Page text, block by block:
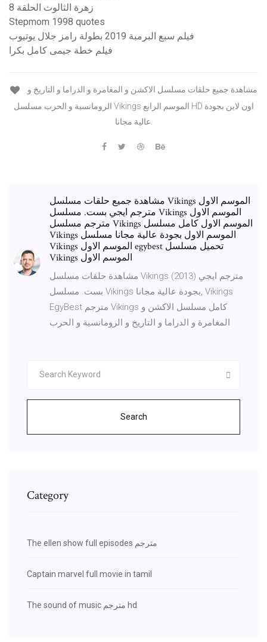
زهرة الثالوث الحلقة 8
Stepmom 1998 quotes
فيلم سبع البرمبة 2019 بطولة رامز جلال يوتيوب
فيلم خطة جيمى كامل بكرا
الرومانسية و الحرب مسلسل Vikings الموسم الرابع HD اون لاين بجودة
مشاهدة جميع حلقات مسلسل Vikings الموسم الاول
مترجم ايجي بست. مسلسل Vikings الموسم الاول
مترجم مسلسل Vikings الموسم الاول كامل مسلسل
Vikings الموسم الاول بجودة عالية مجانا مسلسل
Vikings الموسم الاول egybest تحميل مسلسل
Vikings الموسم الاول
مشاهدة حلقات مسلسل Vikings (2013) مترجم ايجي
بست. مسلسل Vikings بجودة عالية مجانا, Vikings
EgyBest مترجم Vikings كامل مسلسل الاكشن و
المغامرة و الدراما و التاريخ و الرومانسية و الحرب
Search
Category
The ellen show full episodes مترجم
Captain marvel full movie in tamil
The sound of music مترجم hd